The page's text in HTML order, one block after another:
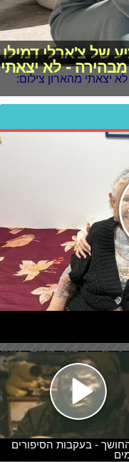
של צ'ארלי דמילו
- לא יצאתי
- בעקבות הסיפורים